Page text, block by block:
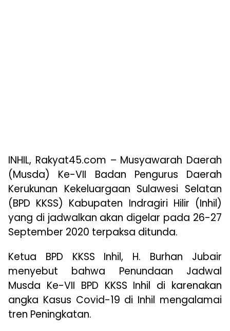
INHIL, Rakyat45.com – Musyawarah Daerah
(Musda) Ke-VII Badan Pengurus Daerah
Kerukunan Kekeluargaan Sulawesi Selatan
(BPD KKSS) Kabupaten Indragiri Hilir (Inhil)
yang di jadwalkan akan digelar pada 26-27
September 2020 terpaksa ditunda.
Ketua BPD KKSS Inhil, H. Burhan Jubair
menyebut bahwa Penundaan Jadwal
Musda Ke-VII BPD KKSS Inhil di karenakan
angka Kasus Covid-19 di Inhil mengalamai
tren Peningkatan.